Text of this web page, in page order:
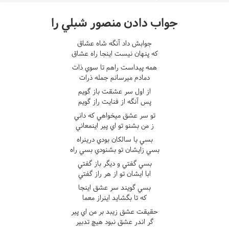
جواب دادن منصور شبلي را
جوابش داد آنگه شاه عشاق
که پنهان نيست اينجا راه عشاق
همه پيداست راهم تا سوي ذات
دمادم ميرسانم جمله ذرات
از اول سر عشقت باز گويم
پس آنگه از فنايت راز گويم
تو سر عشق ميخواهي که داني
ز من بشنو تو اي پير اينمعاني
بسي با سالکان بودي درينراه
بسي زايشان تو بشنودي بسي راه
بسي گفتي و ديگر باز گفتي
ابا ايشان تو از هر راز گفتي
بسي گويند سر عشق اينجا
که تا بگشايد اينراز معما
حقيقت عشق زيبد بر من اي پير
گر اندر عشق نبود هيچ تدبير